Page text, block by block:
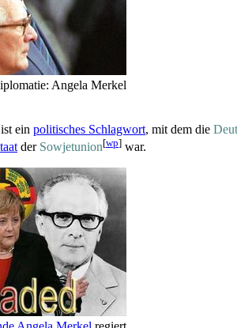
Angela Merkel
ist ein politisches Schlagwort, mit dem die
der Sowjetunion[wp] war.